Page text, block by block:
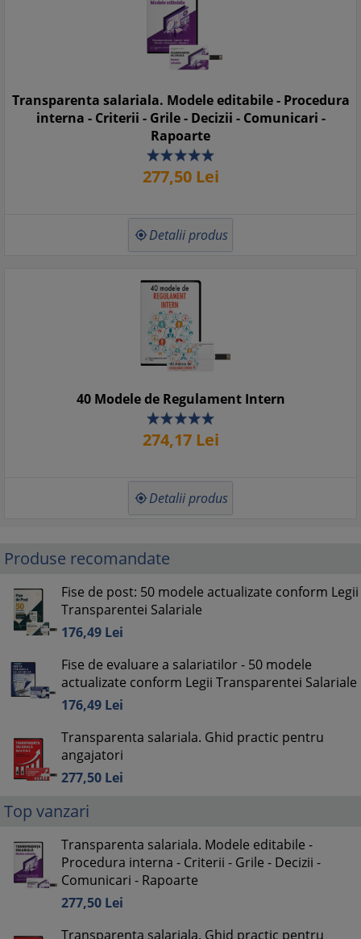
Transparenta salariala. Modele editabile - Procedura
interna - Criterii - Grile - Decizii - Comunicari -
Rapoarte
277,50Lei
 Detalii produs
40 Modele de Regulament Intern
274,17Lei
 Detalii produs
Produse recomandate
Fise de post: 50 modele actualizate conform Legii
Transparentei Salariale
176,49 Lei
Fise de evaluare a salariatilor - 50 modele
actualizate conform Legii Transparentei Salariale
176,49 Lei
Transparenta salariala. Ghid practic pentru
angajatori
277,50 Lei
Top vanzari
Transparenta salariala. Modele editabile -
Procedura interna - Criterii - Grile - Decizii -
Comunicari - Rapoarte
277,50 Lei
Transparenta salariala. Ghid practic pentru